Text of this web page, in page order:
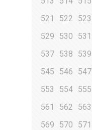
521
522 523
529
530 531
537 538 539
545
546 547
553
554 555
561
562 563
569
570 571